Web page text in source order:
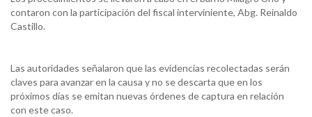
contaron con la participación del fiscal interviniente, Abg. Reinaldo
Castillo.
Las autoridades señalaron que las evidencias recolectadas serán
claves para avanzar en la causa y no se descarta que en los
próximos días se emitan nuevas órdenes de captura en relación
con este caso.